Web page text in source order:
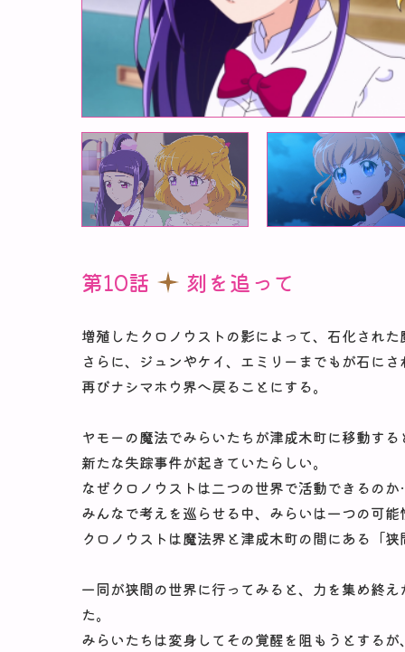
第10話 刻を追って
増殖したクロノウストの影によって、石化され
さらに、ジュンやケイ、エミリーまでもが石に
再びナシマホウ界へ戻ることにする。
ヤモーの魔法でみらいたちが津成木町に移動す
新たな失踪事件が起きていたらしい。
なぜクロノウストは二つの世界で活動できるの
みんなで考えを巡らせる中、みらいは一つの可
クロノウストは魔法界と津成木町の間にある「
一同が狭間の世界に行ってみると、力を集め終
た。
みらいたちは変身してその覚醒を阻もうとする